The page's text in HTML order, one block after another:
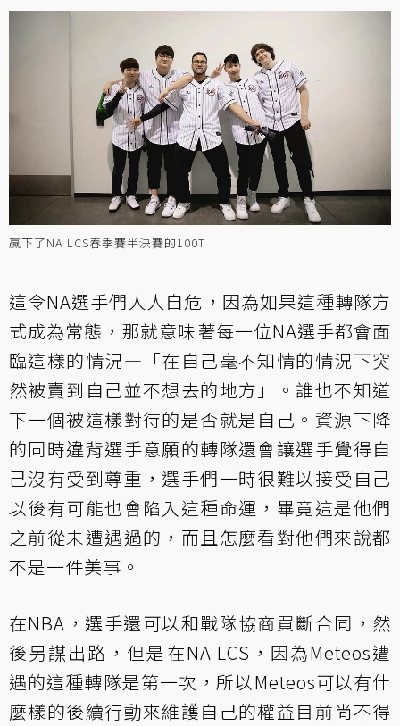
贏下了NA LCS春季賽半決賽的100T
這令NA選手們人人自危，因為如果這種轉隊方
式成為常態，那就意味著每一位NA選手都會面
臨這樣的情況—「在自己毫不知情的情況下突
然被賣到自己並不想去的地方」。誰也不知道
下一個被這樣對待的是否就是自己。資源下降
的同時違背選手意願的轉隊還會讓選手覺得自
己沒有受到尊重，選手們一時很難以接受自己
以後有可能也會陷入這種命運，畢竟這是他們
之前從未遭遇過的，而且怎麼看對他們來說都
不是一件美事。
在NBA，選手還可以和戰隊協商買斷合同，然
後另謀出路，但是在NA LCS，因為Meteos遭
遇的這種轉隊是第一次，所以Meteos可以有什
麼樣的後續行動來維護自己的權益目前尚不得